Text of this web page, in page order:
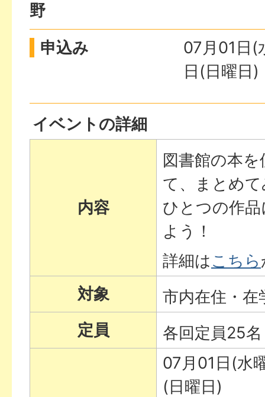
野
申込み
07月01日(
日(日曜日)
イベントの詳細
内容
図書館の本
て、まとめ
ひとつの作
よう！
詳細はこちら
対象
市内在住・在
定員
各回定員25名
07月01日(水
(日曜日)